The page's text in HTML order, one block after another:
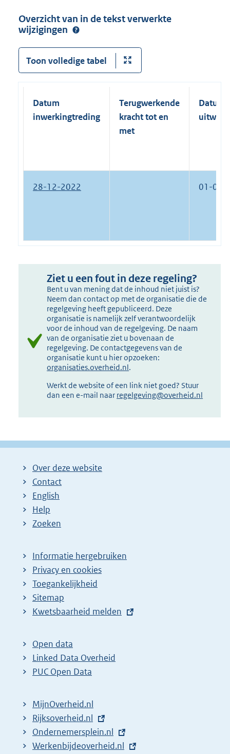
Overzicht van in de tekst verwerkte
wijzigingen
Toon volledige tabel
Datum
inwerkingtreding
Terugwerkende
kracht tot en
met
Datum
28-12-2022 01-01-
Ziet u een fout in deze regeling?
Bent u van mening dat de inhoud niet juist is?
Neem dan contact op met de organisatie die de
regelgeving heeft gepubliceerd. Deze
organisatie is namelijk zelf verantwoordelijk
voor de inhoud van de regelgeving. De naam
van de organisatie ziet u bovenaan de
regelgeving. De contactgegevens van de
organisatie kunt u hier opzoeken:
organisaties.overheid.nl.
Werkt de website of een link niet goed? Stuur
dan een e-mail naar regelgeving@overheid.nl
Over deze website
Contact
English
Help
Zoeken
Informatie hergebruiken
Privacy en cookies
Toegankelijkheid
Sitemap
E
t
e
r
l
i
n
k
Kwetsbaarheid melden
Open data
Linked Data Overheid
PUC Open Data
MijnOverheid.nl
E
x
t
Rijksoverheid.nl
E
x
Ondernemersplein.nl
E
Werkenbijdeoverheid.nl